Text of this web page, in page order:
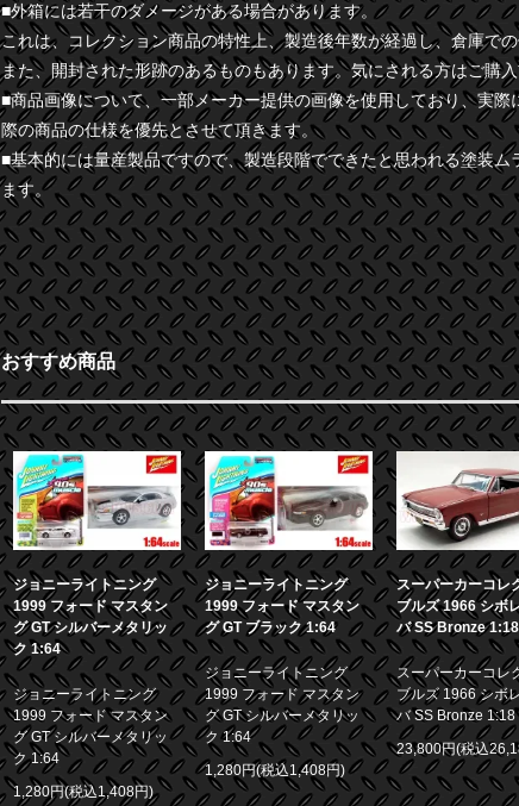
■外箱には若干のダメージがある場合があります。
これは、コレクション商品の特性上、製造後年数が経過し、倉庫で
また、開封された形跡のあるものもあります。気にされる方はご購
■商品画像について、一部メーカー提供の画像を使用しており、実
際の商品の仕様を優先とさせて頂きます。
■基本的には量産製品ですので、製造段階でできたと思われる塗装
ます。
おすすめ商品
ジョニーライトニング
1999 フォード マスタン
グ GT シルバーメタリッ
ク 1:64
ジョニーライトニング
1999 フォード マスタン
グ GT シルバーメタリッ
ク 1:64
1,280円(税込1,408円)
ジョニーライトニング
1999 フォード マスタン
グ GT ブラック 1:64
ジョニーライトニング
1999 フォード マスタン
グ GT シルバーメタリッ
ク 1:64
1,280円(税込1,408円)
スーパーカーコレ
ブルズ 1966 シボ
バ SS Bronze 1:18
スーパーカーコレ
ブルズ 1966 シボ
バ SS Bronze 1:18
23,800円(税込